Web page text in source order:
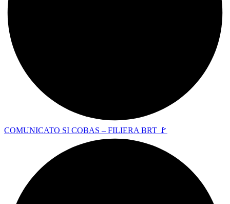
COMUNICATO SI COBAS – FILIERA BRT 🚩